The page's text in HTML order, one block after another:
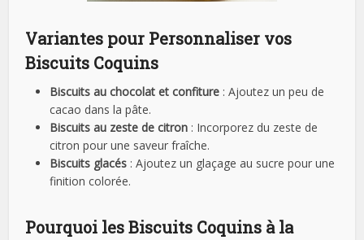
Variantes pour Personnaliser vos
Biscuits Coquins
Biscuits au chocolat et confiture : Ajoutez un peu de
cacao dans la pâte.
Biscuits au zeste de citron : Incorporez du zeste de
citron pour une saveur fraîche.
Biscuits glacés : Ajoutez un glaçage au sucre pour une
finition colorée.
Pourquoi les Biscuits Coquins à la